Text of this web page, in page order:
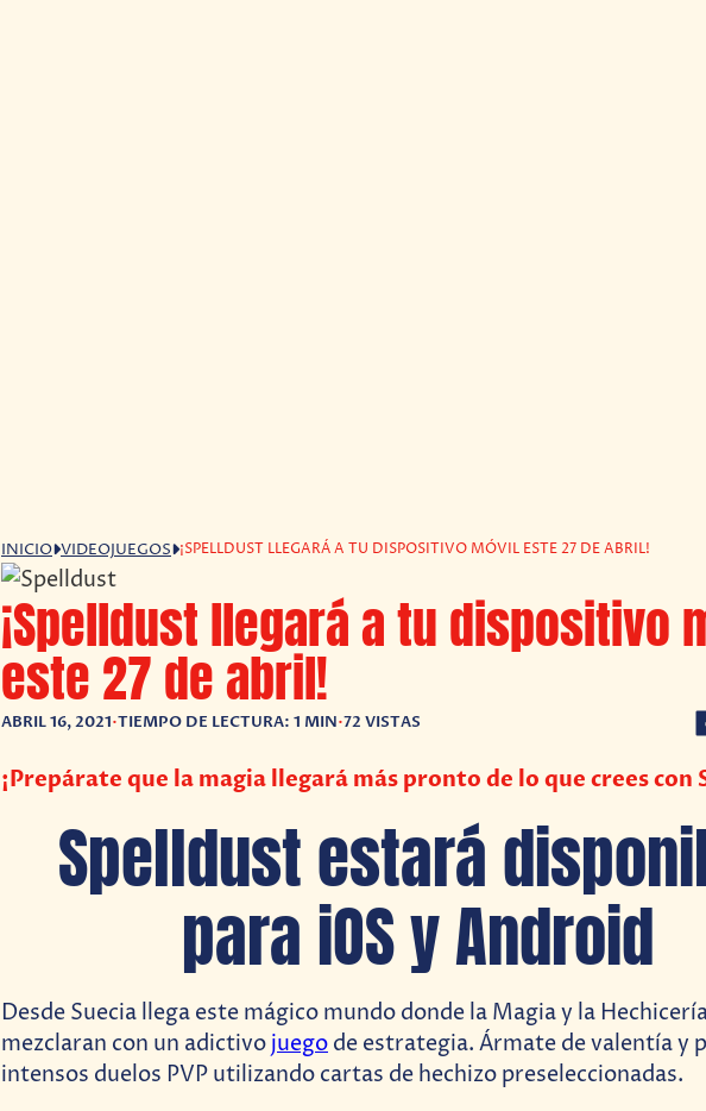
INICIO VIDEOJUEGOS ¡SPELLDUST LLEGARÁ A TU DISPOSITIVO MÓVIL ESTE 27 DE ABRIL!
¡Spelldust llegará a tu dispositivo
este 27 de abril!
ABRIL 16, 2021•TIEMPO DE LECTURA: 1 MIN•72 VISTAS
¡Prepárate que la magia llegará más pronto de lo que crees con
Spelldust estará
para iOS y Android
Desde Suecia llega este mágico mundo donde la Magia y la
mezclaran con un adictivo juego de estrategia. Ármate de valentía y
intensos duelos PVP utilizando cartas de hechizo preseleccionadas.